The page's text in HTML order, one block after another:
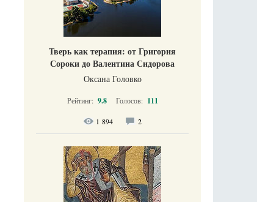
Тверь как терапия: от Григория
Сороки до Валентина Сидорова
Оксана Головко
Рейтинг: 9.8 Голосов: 111
1 894 2